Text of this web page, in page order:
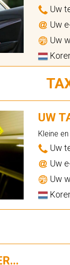
Uw
Uw
Uw
UW
Kleine
Uw
Uw
Uw